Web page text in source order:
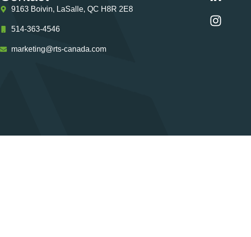
9163 Boivin, LaSalle, QC H8R 2E8
514-363-4546
marketing@rts-canada.com